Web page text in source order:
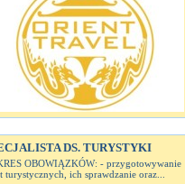
DS. TURYSTYKI
OBOWIĄZKÓW: - przygotowywanie
turystycznych, ich sprawdzanie oraz...